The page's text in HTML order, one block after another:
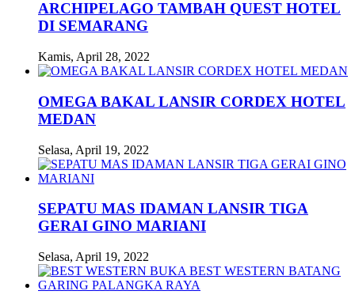
ARCHIPELAGO TAMBAH QUEST HOTEL
DI SEMARANG
Kamis, April 28, 2022
OMEGA BAKAL LANSIR CORDEX HOTEL
MEDAN
Selasa, April 19, 2022
SEPATU MAS IDAMAN LANSIR TIGA
GERAI GINO MARIANI
Selasa, April 19, 2022